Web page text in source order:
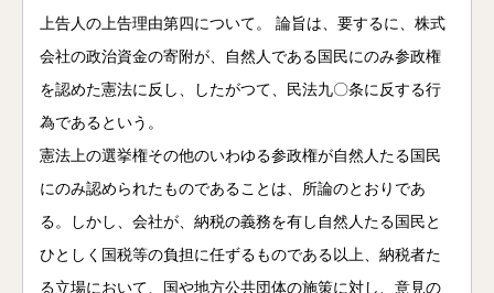
上告人の上告理由第四について。 論旨は、要するに、株式
会社の政治資金の寄附が、自然人である国民にのみ参政権
を認めた憲法に反し、したがつて、民法九〇条に反する行
為であるという。
憲法上の選挙権その他のいわゆる参政権が自然人たる国民
にのみ認められたものであることは、所論のとおりであ
る。しかし、会社が、納税の義務を有し自然人たる国民と
ひとしく国税等の負担に任ずるものである以上、納税者た
る立場において、国や地方公共団体の施策に対し、意見の